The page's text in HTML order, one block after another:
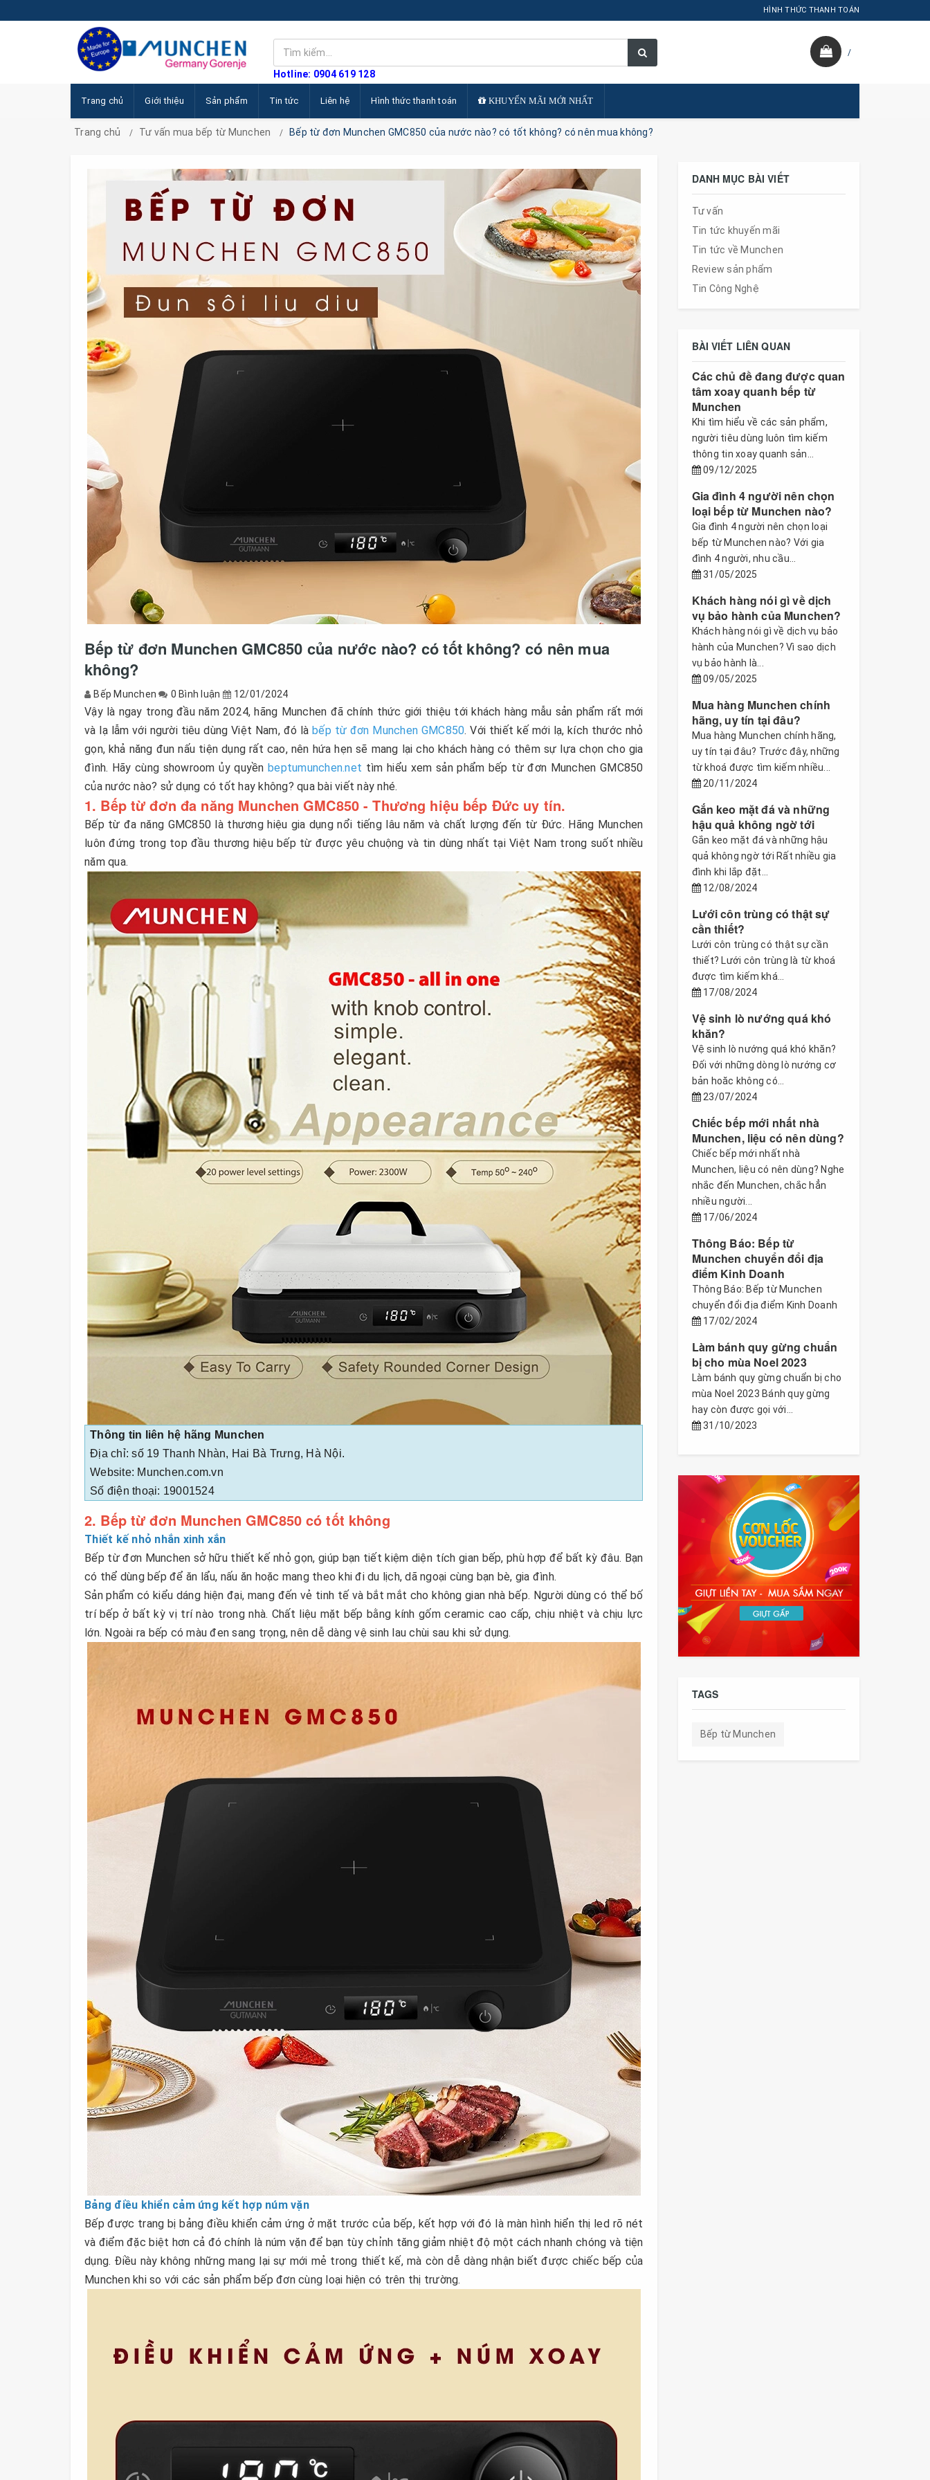
HÌNH THỨC THANH TOÁN
Hotline: 0904 619 128
/
Trang chủ Giới thiệu Sản phẩm Tin tức Liên hệ Hình thức thanh toán KHUYẾN MÃI MỚI NHẤT
Trang chủ Tư vấn mua bếp từ Munchen Bếp từ đơn Munchen GMC850 của nước nào? có tốt không? có nên mua không?
Bếp từ đơn Munchen GMC850 của nước nào? có tốt không? có nên mua
không?
Bếp Munchen 0 Bình luận 12/01/2024
Vậy là ngay trong đầu năm 2024, hãng Munchen đã chính thức giới thiệu tới khách hàng mẫu sản phẩm rất mới
và lạ lẫm với người tiêu dùng Việt Nam, đó là bếp từ đơn Munchen GMC850. Với thiết kế mới lạ, kích thước nhỏ
gọn, khả năng đun nấu tiện dụng rất cao, nên hứa hẹn sẽ mang lại cho khách hàng có thêm sự lựa chọn cho gia
đình. Hãy cùng showroom ủy quyềnbeptumunchen.net tìm hiểu xem sản phẩm bếp từ đơn Munchen GMC850
của nước nào? sử dụng có tốt hay không? qua bài viết này nhé.
1. Bếp từ đơn đa năng Munchen GMC850 - Thương hiệu bếp Đức uy tín.
Bếp từ đa năng GMC850 là thương hiệu gia dụng nổi tiếng lâu năm và chất lượng đến từ Đức. Hãng Munchen
luôn đứng trong top đầu thương hiệu bếp từ được yêu chuộng và tin dùng nhất tại Việt Nam trong suốt nhiều
năm qua.
Thông tin liên hệ hãng Munchen
Địa chỉ: số 19 Thanh Nhàn, Hai Bà Trưng, Hà Nội.
Website: Munchen.com.vn
Số điện thoại: 19001524
2. Bếp từ đơn Munchen GMC850 có tốt không
Thiết kế nhỏ nhắn xinh xắn
Bếp từ đơn Munchen sở hữu thiết kế nhỏ gọn, giúp bạn tiết kiệm diện tích gian bếp, phù hợp để bất kỳ đâu. Bạn
có thể dùng bếp để ăn lẩu, nấu ăn hoặc mang theo khi đi du lịch, dã ngoại cùng bạn bè, gia đình.
Sản phẩm có kiểu dáng hiện đại, mang đến vẻ tinh tế và bắt mắt cho không gian nhà bếp. Người dùng có thể bố
trí bếp ở bất kỳ vị trí nào trong nhà. Chất liệu mặt bếp bằng kính gốm ceramic cao cấp, chịu nhiệt và chịu lực
lớn. Ngoài ra bếp có màu đen sang trọng, nên dễ dàng vệ sinh lau chùi sau khi sử dụng.
Bảng điều khiển cảm ứng kết hợp núm vặn
Bếp được trang bị bảng điều khiển cảm ứng ở mặt trước của bếp, kết hợp với đó là màn hình hiển thị led rõ nét
và điểm đặc biệt hơn cả đó chính là núm vặn để bạn tùy chỉnh tăng giảm nhiệt độ một cách nhanh chóng và tiện
dụng. Điều này không những mang lại sự mới mẻ trong thiết kế, mà còn dễ dàng nhận biết được chiếc bếp của
Munchen khi so với các sản phẩm bếp đơn cùng loại hiện có trên thị trường.
DANH MỤC BÀI VIẾT
Tư vấn
Tin tức khuyến mãi
Tin tức về Munchen
Review sản phẩm
Tin Công Nghệ
BÀI VIẾT LIÊN QUAN
Các chủ đề đang được quan
tâm xoay quanh bếp từ
Munchen
Khi tìm hiểu về các sản phẩm,
người tiêu dùng luôn tìm kiếm
thông tin xoay quanh sản...
09/12/2025
Gia đình 4 người nên chọn
loại bếp từ Munchen nào?
Gia đình 4 người nên chọn loại
bếp từ Munchen nào? Với gia
đình 4 người, nhu cầu...
31/05/2025
Khách hàng nói gì về dịch
vụ bảo hành của Munchen?
Khách hàng nói gì về dịch vụ bảo
hành của Munchen? Vì sao dịch
vụ bảo hành là...
09/05/2025
Mua hàng Munchen chính
hãng, uy tín tại đâu?
Mua hàng Munchen chính hãng,
uy tín tại đâu? Trước đây, những
từ khoá được tìm kiếm nhiều...
20/11/2024
Gắn keo mặt đá và những
hậu quả không ngờ tới
Gắn keo mặt đá và những hậu
quả không ngờ tới Rất nhiều gia
đình khi lắp đặt...
12/08/2024
Lưới côn trùng có thật sự
cần thiết?
Lưới côn trùng có thật sự cần
thiết? Lưới côn trùng là từ khoá
được tìm kiếm khá...
17/08/2024
Vệ sinh lò nướng quá khó
khăn?
Vệ sinh lò nướng quá khó khăn?
Đối với những dòng lò nướng cơ
bản hoăc không có...
23/07/2024
Chiếc bếp mới nhất nhà
Munchen, liệu có nên dùng?
Chiếc bếp mới nhất nhà
Munchen, liệu có nên dùng? Nghe
nhắc đến Munchen, chắc hẳn
nhiều người...
17/06/2024
Thông Báo: Bếp từ
Munchen chuyển đổi địa
điểm Kinh Doanh
Thông Báo: Bếp từ Munchen
chuyển đổi địa điểm Kinh Doanh
17/02/2024
Làm bánh quy gừng chuẩn
bị cho mùa Noel 2023
Làm bánh quy gừng chuẩn bị cho
mùa Noel 2023 Bánh quy gừng
hay còn được gọi với...
31/10/2023
TAGS
Bếp từ Munchen